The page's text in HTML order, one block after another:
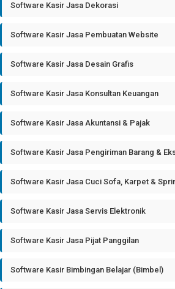
Software Kasir Jasa Dekorasi
Software Kasir Jasa Pembuatan Website
Software Kasir Jasa Desain Grafis
Software Kasir Jasa Konsultan Keuangan
Software Kasir Jasa Akuntansi & Pajak
Software Kasir Jasa Pengiriman Barang &
Software Kasir Jasa Cuci Sofa, Karpet &
Software Kasir Jasa Servis Elektronik
Software Kasir Jasa Pijat Panggilan
Software Kasir Bimbingan Belajar (Bimbel)